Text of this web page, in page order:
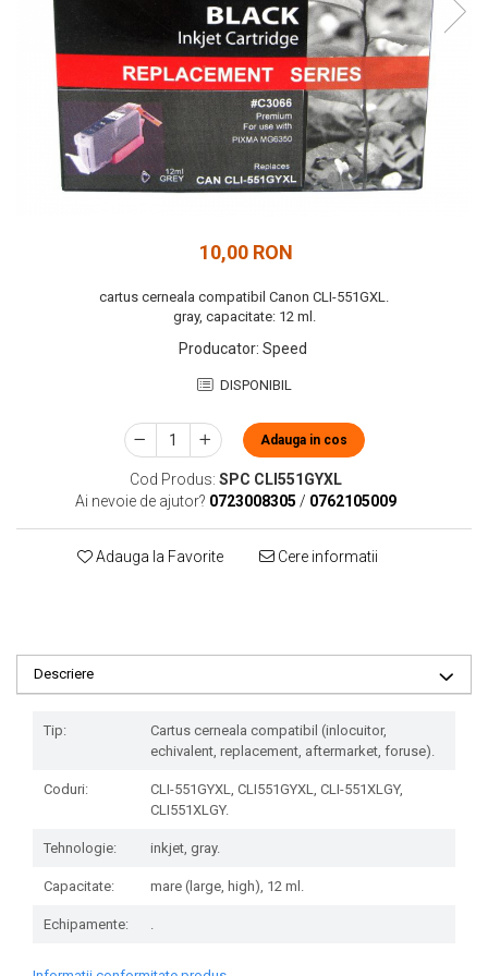
10,00 RON
cartus cerneala compatibil Canon CLI-551GXL.
gray, capacitate: 12 ml.
Producator: Speed
DISPONIBIL
Adauga in cos
Cod Produs: SPC CLI551GYXL
Ai nevoie de ajutor? 0723008305 / 0762105009
Adauga la Favorite Cere informatii
Descriere
Tip:
Cartus cerneala compatibil (inlocuitor,
echivalent, replacement, aftermarket, foruse).
Coduri:
CLI-551GYXL, CLI551GYXL, CLI-551XLGY,
CLI551XLGY.
Tehnologie: inkjet, gray.
Capacitate: mare (large, high), 12 ml.
Echipamente: .